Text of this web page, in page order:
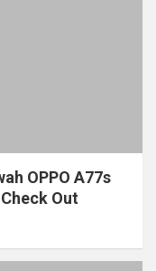
OPPO A77s
Out